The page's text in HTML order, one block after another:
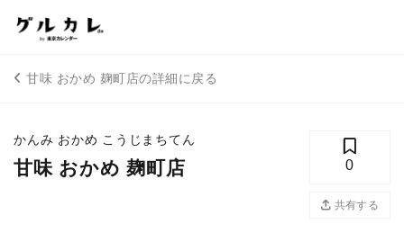
甘味 おかめ 麹町店の詳細に戻る
かんみ おかめ こうじまちてん
甘味 おかめ 麹町店 0
共有する